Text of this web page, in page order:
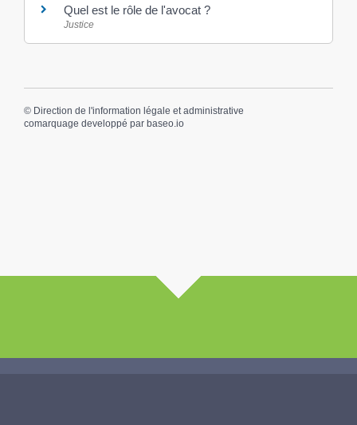
Quel est le rôle de l'avocat ?
Justice
© Direction de l'information légale et administrative
comarquage developpé par baseo.io